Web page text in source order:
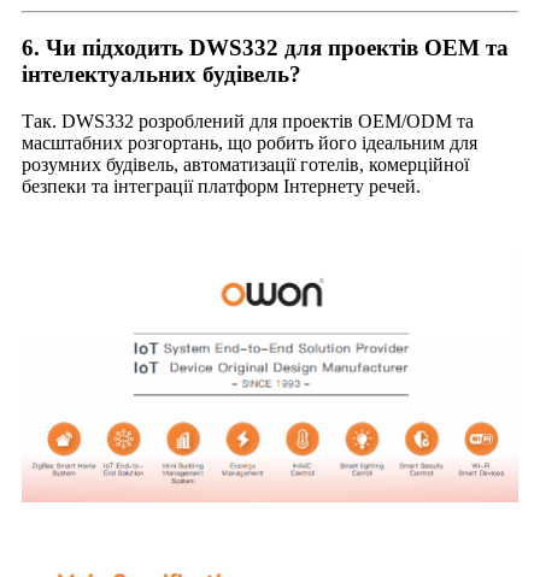
6. Чи підходить DWS332 для проектів OEM та
інтелектуальних будівель?
Так. DWS332 розроблений для проектів OEM/ODM та
масштабних розгортань, що робить його ідеальним для
розумних будівель, автоматизації готелів, комерційної
безпеки та інтеграції платформ Інтернету речей.